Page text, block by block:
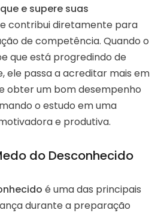
e supere suas
contribui diretamente para
de competência. Quando o
que está progredindo de
ele passa a acreditar mais em
obter um bom desempenho
o estudo em uma
e produtiva.
do Desconhecido
é uma das principais
durante a preparação